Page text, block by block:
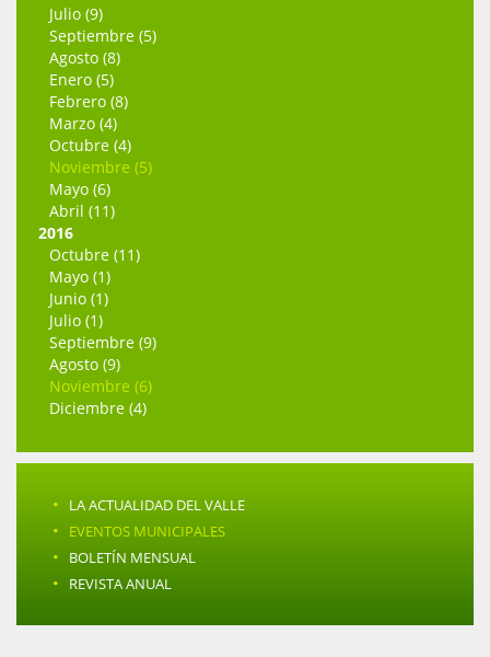
Julio (9)
Septiembre (5)
Agosto (8)
Enero (5)
Febrero (8)
Marzo (4)
Octubre (4)
Noviembre (5)
Mayo (6)
Abril (11)
2016
Octubre (11)
Mayo (1)
Junio (1)
Julio (1)
Septiembre (9)
Agosto (9)
Noviembre (6)
Diciembre (4)
· LA ACTUALIDAD DEL VALLE
· EVENTOS MUNICIPALES
· BOLETÍN MENSUAL
· REVISTA ANUAL